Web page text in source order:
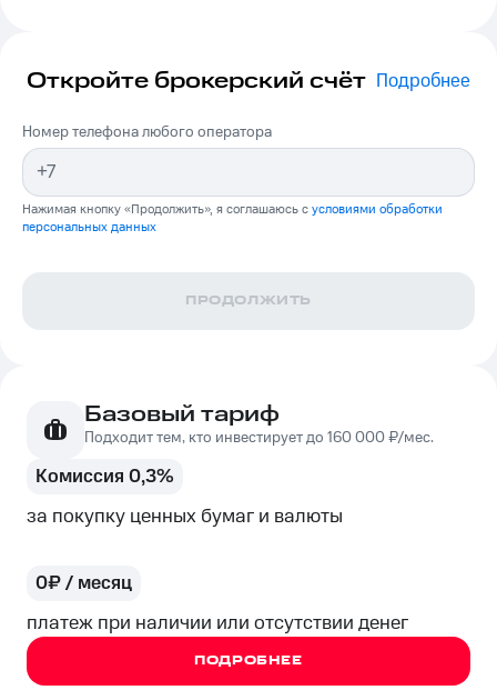
Откройте брокерский счёт Подробнее
Номер телефона любого оператора
Нажимая кнопку «Продолжить», я соглашаюсь сусловиями обработки
персональных данных
ПРОДОЛЖИТЬ
Базовый тариф
Подходит тем, кто инвестирует до 160 000 ₽/мес.
Комиссия 0,3%
за покупку ценных бумаг и валюты
0₽ / месяц
платеж при наличии или отсутствии денег
ПОДРОБНЕЕ